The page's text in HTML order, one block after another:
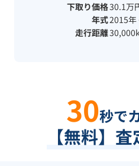
下取り価格30.1万
年式2015年
走行距離
30秒で
【無料】